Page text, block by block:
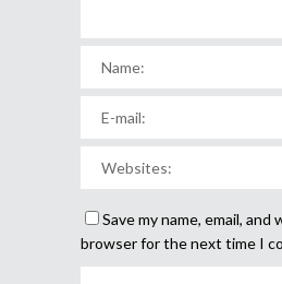
Save my name, email, and
browser for the next time I